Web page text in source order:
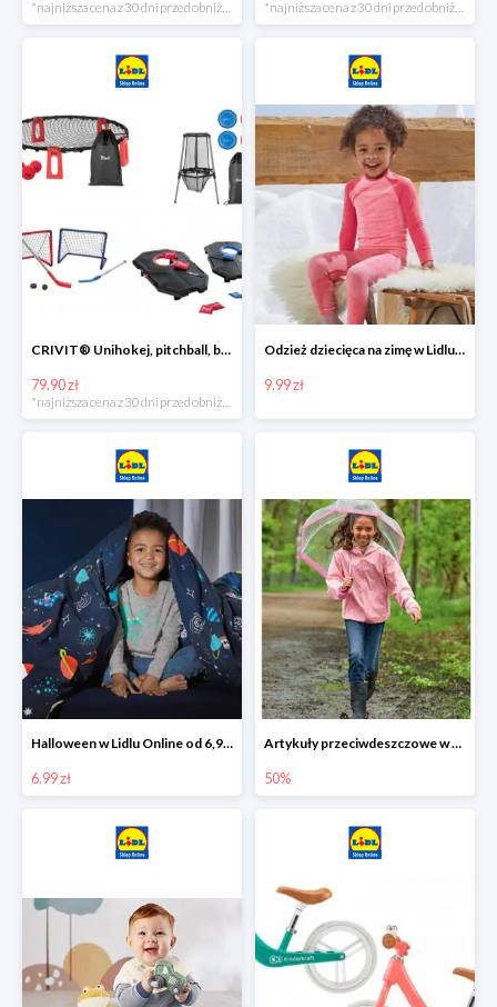
*najniższa cena z 30 dni przed obniżką *najniższa cena z 30 dni przed obniżką
CRIVIT® Unihokej, pitchball, bean bag lub disc golf
79.90 zł
Odzież dziecięca na zimę w Lidlu Online od 9,99 zł
9.99 zł
Halloween w Lidlu Online od 6,99 zł
6.99 zł
Artykuły przeciwdeszczowe w Lodilu Online do -50%
50%